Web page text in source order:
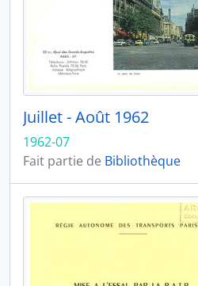
Juillet - Août 1962
1962-07
Fait partie de Bibliothèque